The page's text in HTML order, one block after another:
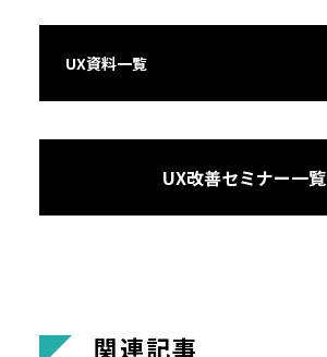
UX資料一覧
UX改善セミナー一覧
関連記事